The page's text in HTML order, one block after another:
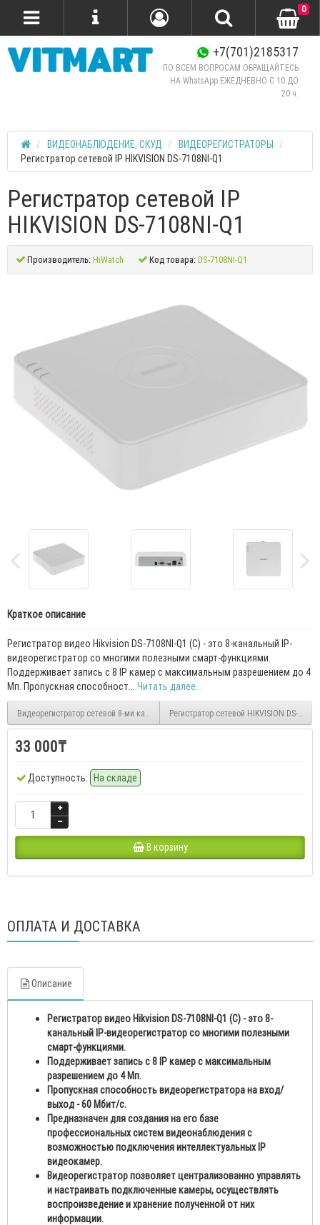
+7(701)2185317
ПО ВСЕМ ВОПРОСАМ ОБРАЩАЙТЕСЬ
НА WhatsApp ЕЖЕДНЕВНО C 10 ДО
20 ч.
0
ВИДЕОНАБЛЮДЕНИЕ, СКУД
ВИДЕОРЕГИСТРАТОРЫ
Регистратор сетевой IP HIKVISION DS-7108NI-Q1
Регистратор сетевой IP
HIKVISION DS-7108NI-Q1
Производитель:HiWatch Код товара:DS-7108NI-Q1
Краткое описание
Регистратор видео Hikvision DS-7108NI-Q1 (C) - это 8-канальный IP-
видеорегистратор со многими полезными смарт-функциями.
Поддерживает запись с 8 IP камер с максимальным разрешением до 4
Мп. Пропускная способност... Читать далее...
Видеорегистратор сетевой 8-ми канальный HiWatch DS-N208(C)
Регистратор сетевой HIKVISION DS-
33 000₸
Доступность: На складе
В корзину
ОПЛАТА И ДОСТАВКА
Описание
Регистратор видео Hikvision DS-7108NI-Q1 (C) - это 8-
канальный IP-видеорегистратор со многими полезными
смарт-функциями.
Поддерживает запись с 8 IP камер с максимальным
разрешением до 4 Мп.
Пропускная способность видеорегистратора на вход/
выход - 60 Мбит/с.
Предназначен для создания на его базе
профессиональных систем видеонаблюдения с
возможностью подключения интеллектуальных IP
видеокамер.
Видеорегистратор позволяет централизованно управлять
и настраивать подключенные камеры, осуществлять
воспроизведение и хранение полученной от них
информации.